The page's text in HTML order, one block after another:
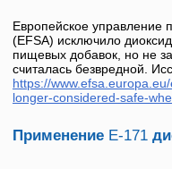
Европейское управление
(EFSA) исключило
пищевых добавок, но не
считалась безвредной.
https://
longer-considered-safe-
Применение Е-171